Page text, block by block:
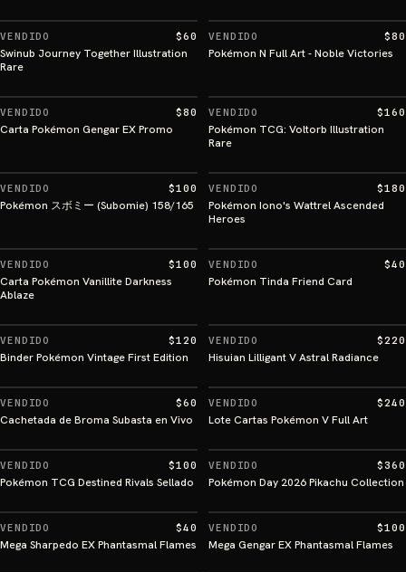
VENDIDO $60
Swinub Journey Together Illustration
Rare
VENDIDO $80
Pokémon N Full Art - Noble Victories
VENDIDO $80
Carta Pokémon Gengar EX Promo
VENDIDO $160
Pokémon TCG: Voltorb Illustration
Rare
VENDIDO $100
Pokémon スボミー (Subomie) 158/165
VENDIDO $180
Pokémon Iono's Wattrel Ascended
Heroes
VENDIDO $100
Carta Pokémon Vanillite Darkness
Ablaze
VENDIDO $40
Pokémon Tinda Friend Card
VENDIDO $120
Binder Pokémon Vintage First Edition
VENDIDO $220
Hisuian Lilligant V Astral Radiance
VENDIDO $60
Cachetada de Broma Subasta en Vivo
VENDIDO $240
Lote Cartas Pokémon V Full Art
VENDIDO $100
Pokémon TCG Destined Rivals Sellado
VENDIDO $360
Pokémon Day 2026 Pikachu Collection
VENDIDO $40
Mega Sharpedo EX Phantasmal Flames
VENDIDO $100
Mega Gengar EX Phantasmal Flames